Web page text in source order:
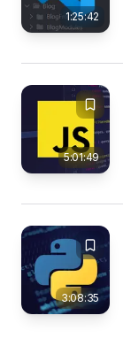
1:25:42
5:01:49
3:08:35